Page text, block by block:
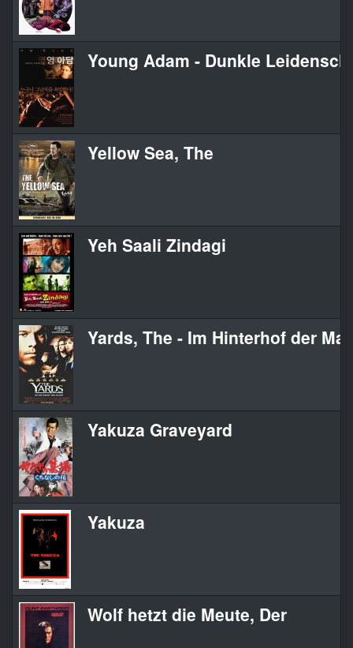
Young Adam - Dunkle
Yellow Sea, The
Yeh Saali Zindagi
Yards, The - Im Hinterhof der
Yakuza Graveyard
Yakuza
Wolf hetzt die Meute, Der